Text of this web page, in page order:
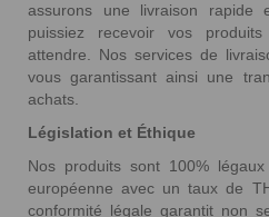
assurons une livraison rapide
puissiez recevoir vos
attendre. Nos services de
vous garantissant ainsi une
achats.
Législation et Éthique
Nos produits sont 100%
européenne avec un taux de
conformité légale garantit non